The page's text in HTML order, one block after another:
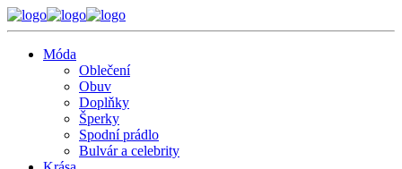
Móda
Oblečení
Obuv
Doplňky
Šperky
Spodní prádlo
Bulvár a celebrity